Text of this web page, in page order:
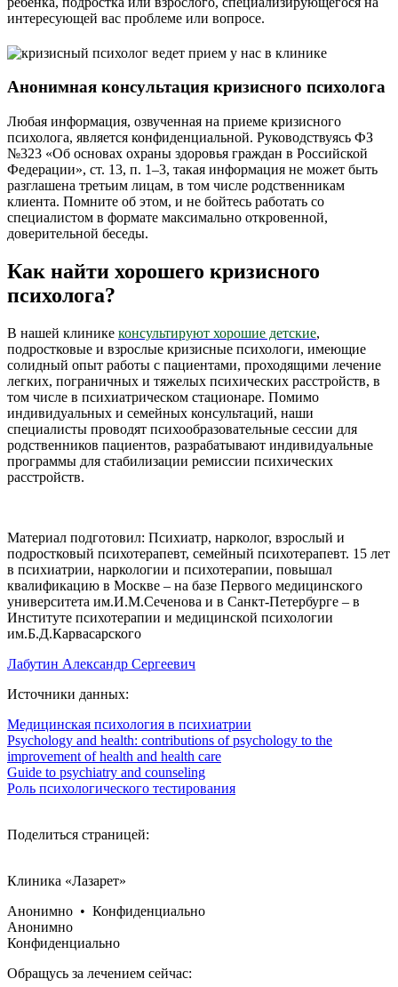
интересующей вас проблеме или вопросе.
Анонимная консультация кризисного психолога
Любая информация, озвученная на приеме кризисного
психолога, является конфиденциальной. Руководствуясь ФЗ
№323 «Об основах охраны здоровья граждан в Российской
Федерации», ст. 13, п. 1–3, такая информация не может быть
разглашена третьим лицам, в том числе родственникам
клиента. Помните об этом, и не бойтесь работать со
специалистом в формате максимально откровенной,
доверительной беседы.
Как найти хорошего кризисного
психолога?
В нашей клинике консультируют хорошие детские,
подростковые и взрослые кризисные психологи, имеющие
солидный опыт работы с пациентами, проходящими лечение
легких, пограничных и тяжелых психических расстройств, в
том числе в психиатрическом стационаре. Помимо
индивидуальных и семейных консультаций, наши
специалисты проводят психообразовательные сессии для
родственников пациентов, разрабатывают индивидуальные
программы для стабилизации ремиссии психических
расстройств.
Материал подготовил: Психиатр, нарколог, взрослый и
подростковый психотерапевт, семейный психотерапевт. 15 лет
в психиатрии, наркологии и психотерапии, повышал
квалификацию в Москве – на базе Первого медицинского
университета им.И.М.Сеченова и в Санкт-Петербурге – в
Институте психотерапии и медицинской психологии
им.Б.Д.Карвасарского
Лабутин Александр Сергеевич
Источники данных:
Медицинская психология в психиатрии
Psychology and health: contributions of psychology to the
improvement of health and health care
Guide to psychiatry and counseling
Роль психологического тестирования
Поделиться страницей:
Клиника «Лазарет»
Анонимно • Конфиденциально
Анонимно
Конфиденциально
Обращусь за лечением сейчас: